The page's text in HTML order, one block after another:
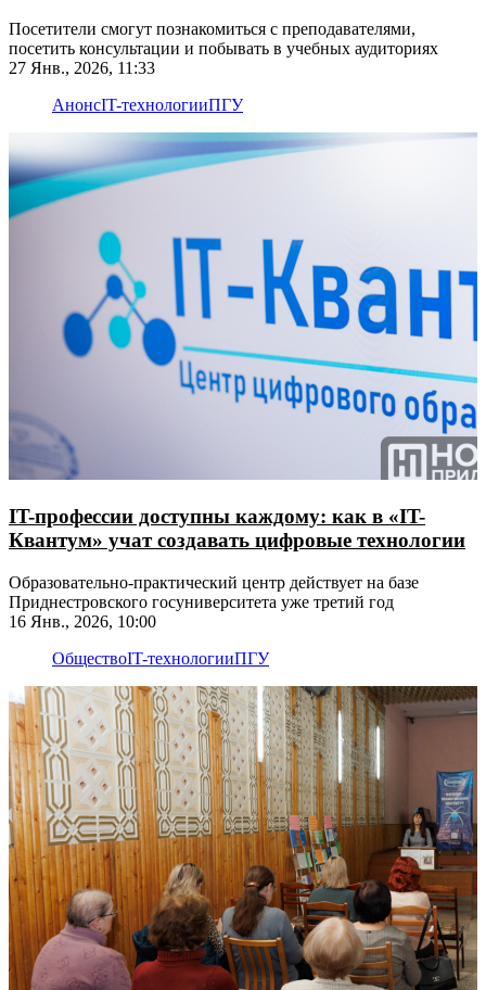
Посетители смогут познакомиться с преподавателями,
посетить консультации и побывать в учебных аудиториях
27 Янв., 2026, 11:33
АнонсIT-технологииПГУ
IT-профессии доступны каждому: как в «IT-
Квантум» учат создавать цифровые технологии
Образовательно-практический центр действует на базе
Приднестровского госуниверситета уже третий год
16 Янв., 2026, 10:00
ОбществоIT-технологииПГУ